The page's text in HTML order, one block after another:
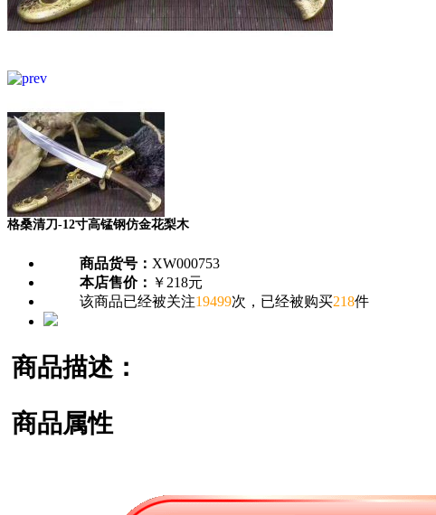
格桑清刀-12寸高锰钢仿金花梨木
商品货号： XW000753
本店售价： ￥218元
该商品已经被关注19499次，已经被购买218件
商品描述：
商品属性